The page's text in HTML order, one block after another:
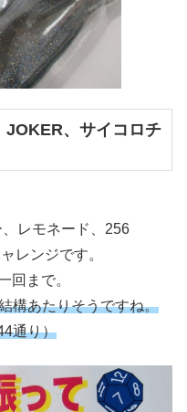
JOKER、サイコロチ
レモネード、256
レンジです。
回まで。
構あたりそうですね。
通り）